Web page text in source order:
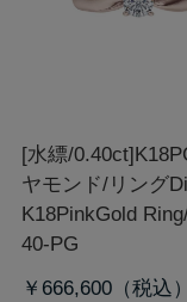
[水縹/
ヤモンド/リング
K18PinkGold
40-PG
￥666,600